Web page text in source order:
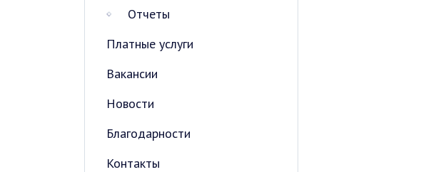
Отчеты
Платные услуги
Вакансии
Новости
Благодарности
Контакты